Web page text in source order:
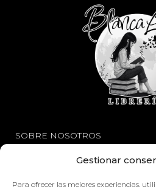
Gestionar
Para ofrecer las mejores experiencias,
SOBRE NOSOTROS
Política de Privacidad